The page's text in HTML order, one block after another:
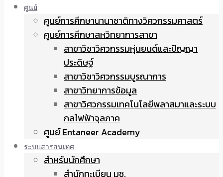
ศูนย์
ศูนย์การศึกษานานาชาติทางวิศวกรรมศาสตร์
ศูนย์การศึกษาสหวิทยาการสาขา
สาขาวิชาวิศวกรรมหุ่นยนต์และปัญญา
ประดิษฐ์
สาขาวิชาวิศวกรรมบูรณาการ
สาขาวิทยาการข้อมูล
สาขาวิศวกรรมเทคโนโลยีพลาสมาและระบบ
กลไฟฟ้าจุลภาค
ศูนย์ Entaneer Academy
ระบบสารสนเทศ
สำหรับนักศึกษา
สำนักทะเบียน มช.